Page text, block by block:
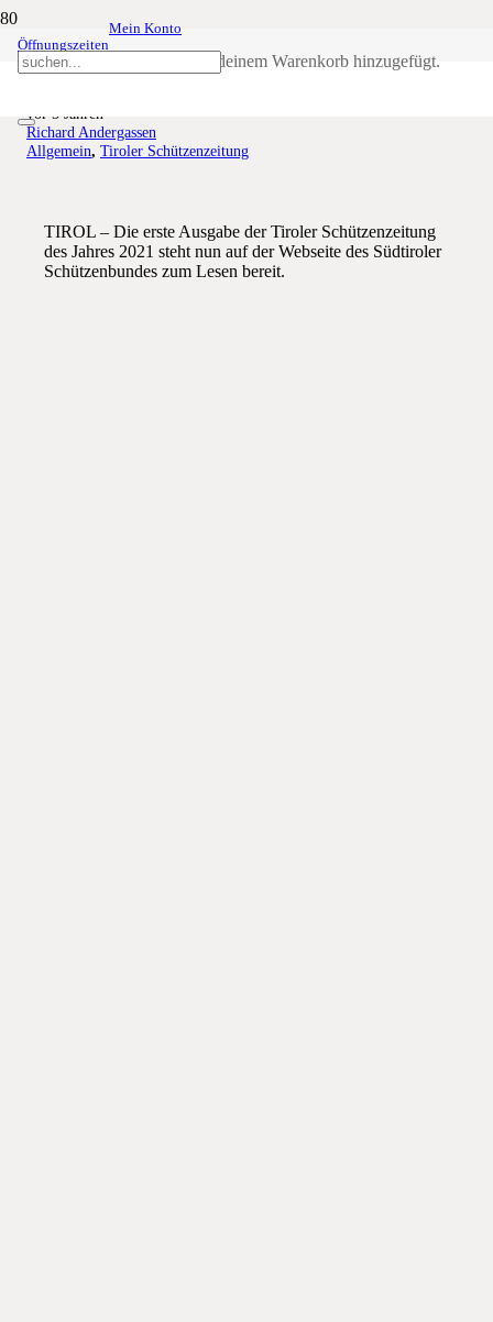
Öffnungszeiten
Mein Konto
wurde deinem Warenkorb hinzugefügt.
Schützenzeitung Nr. 1-2021
vor 5 Jahren
Richard Andergassen
Allgemein, Tiroler Schützenzeitung
TIROL – Die erste Ausgabe der Tiroler Schützenzeitung
des Jahres 2021 steht nun auf der Webseite des Südtiroler
Schützenbundes zum Lesen bereit.